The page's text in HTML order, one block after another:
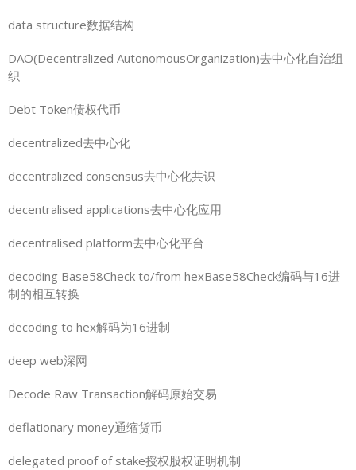
data structure数据结构
DAO(Decentralized AutonomousOrganization)去中心化自治组
织
Debt Token债权代币
decentralized去中心化
decentralized consensus去中心化共识
decentralised applications去中心化应用
decentralised platform去中心化平台
decoding Base58Check to/from hexBase58Check编码与16进
制的相互转换
decoding to hex解码为16进制
deep web深网
Decode Raw Transaction解码原始交易
deflationary money通缩货币
delegated proof of stake授权股权证明机制